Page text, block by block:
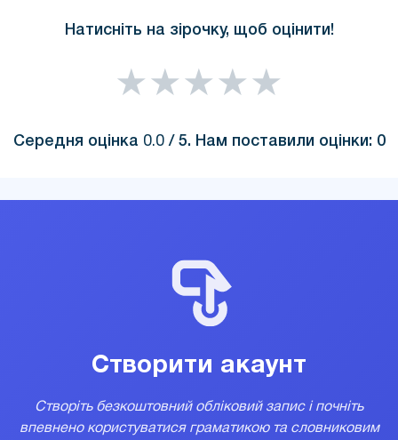
Натисніть на зірочку, щоб оцінити!
★★★★★
Середня оцінка 0.0/ 5. Нам поставили оцінки: 0
Створити акаунт
Створіть безкоштовний обліковий запис і почніть
впевнено користуватися граматикою та словниковим